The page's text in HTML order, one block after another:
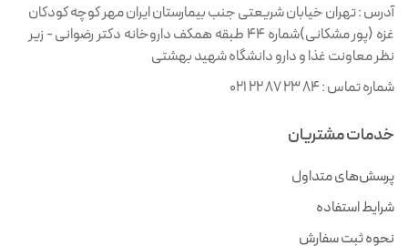
آدرس :تهران خیابان شریعتی جنب بیمارستان ایران مهر کوچه کودکان
غزه (پور مشکانی)شماره ۴۴ طبقه همکف داروخانه دکتر رضوانی - زیر
نظر معاونت غذا و دارو دانشگاه شهید بهشتی
شماره تماس :021 22 87 23 84
خدمات مشتریان
پرسش‌های متداول
شرایط استفاده
نحوه ثبت سفارش